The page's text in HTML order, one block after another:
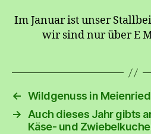
Im Januar ist unser
wir sind nur über E
← Wildgenuss in Meienried
→
Auch dieses Jahr gibts
Käse- und